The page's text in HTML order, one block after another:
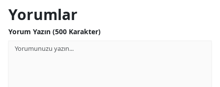
Yorumlar
Yorum Yazın (500 Karakter)